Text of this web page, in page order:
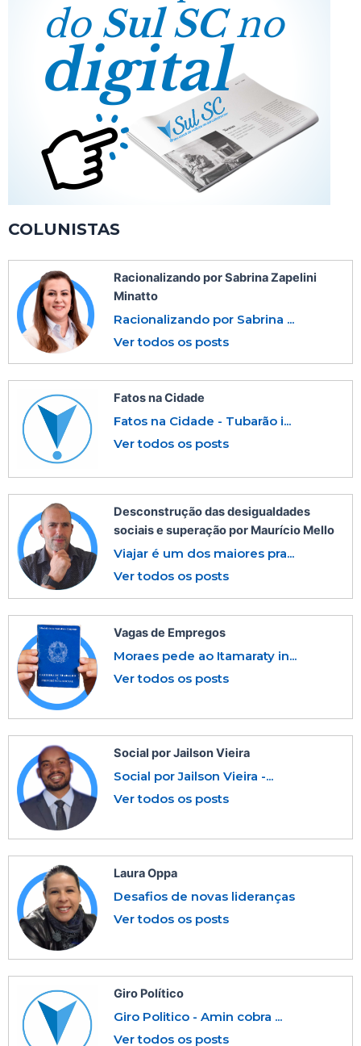
COLUNISTAS
Racionalizando por Sabrina Zapelini
Minatto
Racionalizando por Sabrina ...
Ver todos os posts
Fatos na Cidade
Fatos na Cidade - Tubarão i...
Ver todos os posts
Desconstrução das desigualdades
sociais e superação por Maurício Mello
Viajar é um dos maiores pra...
Ver todos os posts
Vagas de Empregos
Moraes pede ao Itamaraty in...
Ver todos os posts
Social por Jailson Vieira
Social por Jailson Vieira -...
Ver todos os posts
Laura Oppa
Desafios de novas lideranças
Ver todos os posts
Giro Político
Giro Politico - Amin cobra ...
Ver todos os posts